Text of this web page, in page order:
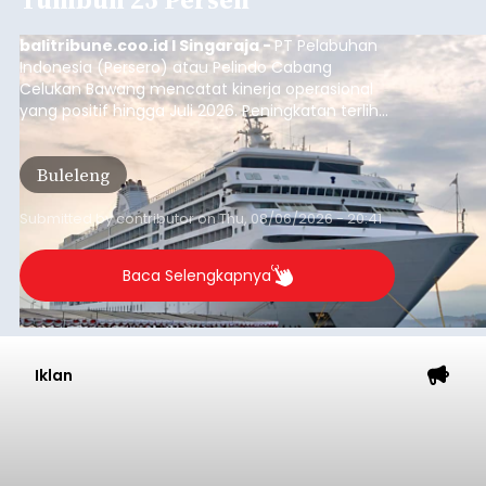
balitribune.coo.id I Singaraja -PT Pelabuhan
Indonesia (Persero) atau Pelindo Cabang
Celukan Bawang mencatat kinerja operasional
yang positif hingga Juli 2026. Peningkatan terlihat
dari arus kapal yang mencapai 1,48 juta Gross
Tonnage (GT), atau tumbuh 12,4 persen
dibandingkan periode yang sama tahun lalu
yang tercatat sebesar 1,32 juta GT.
Buleleng
Submitted bycontributoronThu, 08/06/2026 - 20:41
Baca Selengkapnya
Iklan